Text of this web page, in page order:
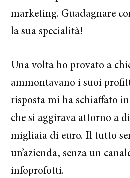
marketing. Guadagnare
la sua specialità!
Una volta ho provato a
ammontavano i suoi
risposta mi ha schiaffato
che si aggirava attorno a
migliaia di euro. Il tutto
un’azienda, senza un
infoprofotti.